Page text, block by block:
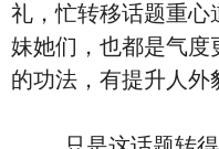
礼，忙转移话题重
妹她们，也都是气
的功法，有提升人外